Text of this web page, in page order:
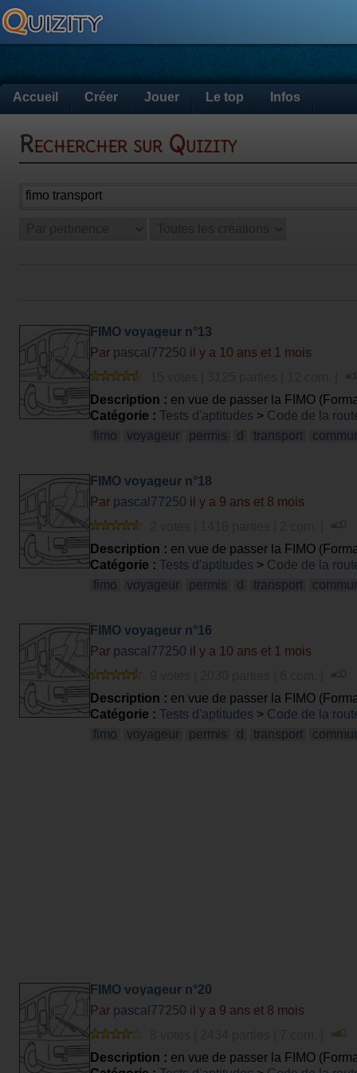
Accueil Créer Jouer Le top Infos
Rechercher sur Quizity
FIMO voyageur n°13
Par pascal77250 il y a 10 ans et 1 mois
Description : en vue de passer la FIMO
Catégorie : Tests d'aptitudes > Code de la
fimo
voyageur permis d transport
FIMO voyageur n°18
Par pascal77250 il y a 9 ans et 8 mois
Description : en vue de passer la FIMO
Catégorie : Tests d'aptitudes > Code de la
fimo
voyageur permis d transport
FIMO voyageur n°16
Par pascal77250 il y a 10 ans et 1 mois
Description : en vue de passer la FIMO
Catégorie : Tests d'aptitudes > Code de la
fimo
voyageur permis d transport
FIMO voyageur n°20
Par pascal77250 il y a 9 ans et 8 mois
Description : en vue de passer la FIMO